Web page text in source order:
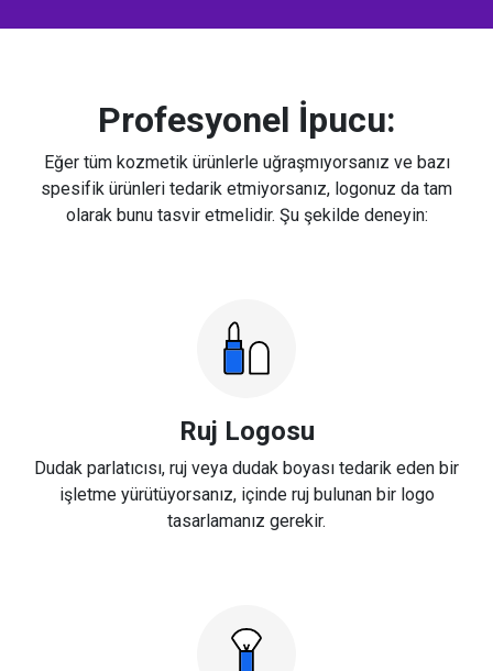
Profesyonel İpucu:
Eğer tüm kozmetik ürünlerle uğraşmıyorsanız ve bazı
spesifik ürünleri tedarik etmiyorsanız, logonuz da tam
olarak bunu tasvir etmelidir. Şu şekilde deneyin:
Ruj Logosu
Dudak parlatıcısı, ruj veya dudak boyası tedarik eden bir
işletme yürütüyorsanız, içinde ruj bulunan bir logo
tasarlamanız gerekir.